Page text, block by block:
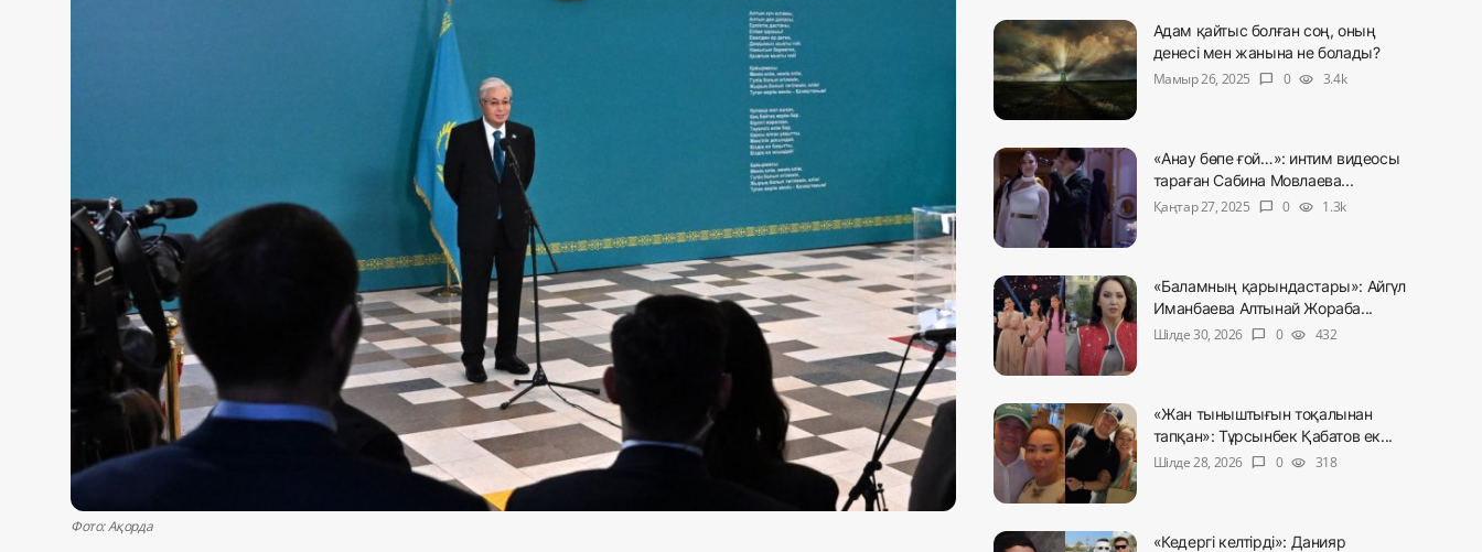
Журналистік зерттеу
Қазақ тілі
Фото: Ақорда
Адам қайтыс болған соң, оның
денесі мен жанына не болады?
Мамыр 26, 2025
chat_bubble 0 visibility 3.4k
«Анау бөпе ғой…»: интим видеосы
тараған Сабина Мовлаева...
Қаңтар 27, 2025
chat_bubble 0 visibility 1.3k
«Баламның қарындастары»: Айгүл
Иманбаева Алтынай Жораба...
Шілде 30, 2026
chat_bubble 0 visibility 432
«Жан тыныштығын тоқалынан
тапқан»: Тұрсынбек Қабатов ек...
Шілде 28, 2026
chat_bubble 0 visibility 318
«Кедергі келтірді»: Данияр